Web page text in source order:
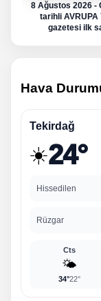
8 Ağustos 2026 -
tarihli AVRUPA
gazetesi ilk
Hava
Tekirdağ
☀️24°
Hissedilen
Rüzgar
Cts
🌤️
34°22°